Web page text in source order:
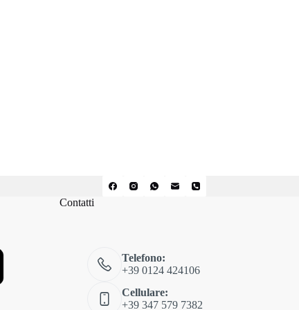
Contatti
Telefono:
+39 0124 424106
Cellulare:
+39 347 579 7382